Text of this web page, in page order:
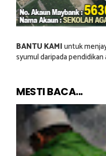
BANTU KAMIuntuk
syumul daripada pendidikan
MESTI BACA...